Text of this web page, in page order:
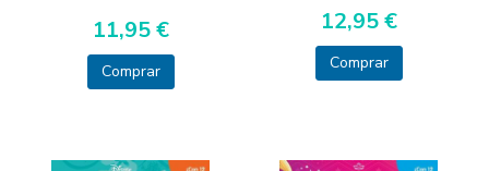
11,95 €
Comprar
12,95 €
Comprar